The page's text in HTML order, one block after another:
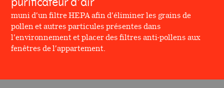
muni d’un filtre HEPA afin d’éliminer les grains de
pollen et autres particules présentes dans
l’environnement et placer des filtres anti-pollens aux
fenêtres de l’appartement.